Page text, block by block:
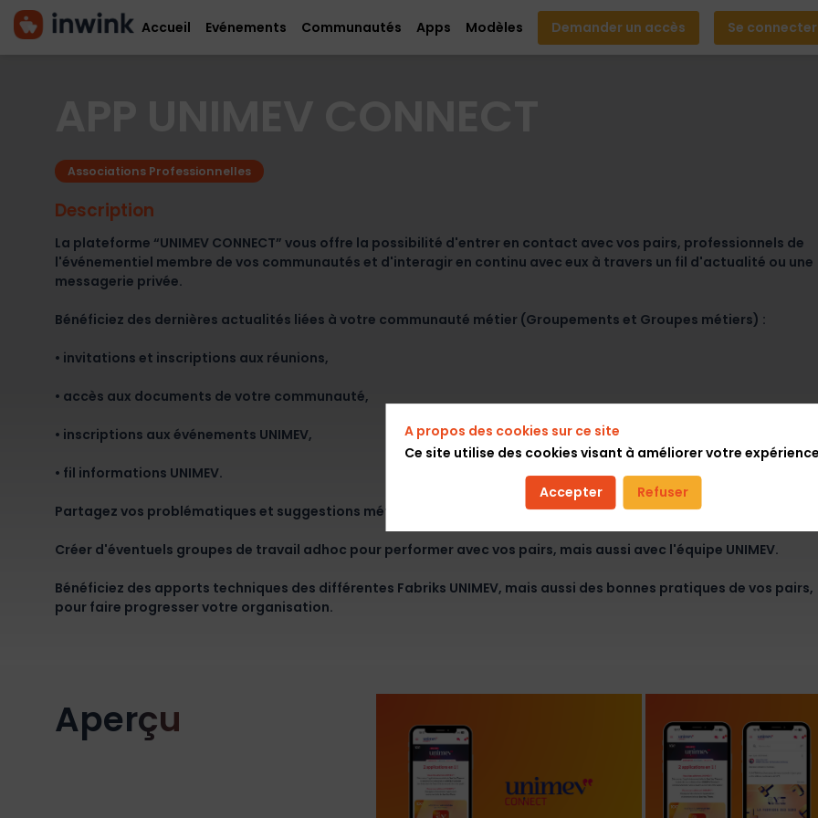
Accueil Evénements Communautés Apps Modèles Demander un accès Se connecter
Associations Professionnelles
Description
La plateforme “UNIMEV CONNECT” vous offre la possibilité d'entrer en contact avec vos pairs, professionnels de
l'événementiel membre de vos communautés et d'interagir en continu avec eux à travers un fil d'actualité ou une
messagerie privée.
Bénéficiez des dernières actualités liées à votre communauté métier (Groupements et Groupes métiers) :
• invitations et inscriptions aux réunions,
• accès aux documents de votre communauté,
• inscriptions aux événements UNIMEV,
• fil informations UNIMEV.
Partagez vos problématiques et suggestions métiers.
Créer d'éventuels groupes de travail adhoc pour performer avec vos pairs, mais aussi avec l'équipe UNIMEV.
Bénéficiez des apports techniques des différentes Fabriks UNIMEV, mais aussi des bonnes pratiques de vos pairs,
pour faire progresser votre organisation.
Aperçu
A propos des cookies sur ce site
Ce site utilise des cookies visant à améliorer votre
Accepter Refuser